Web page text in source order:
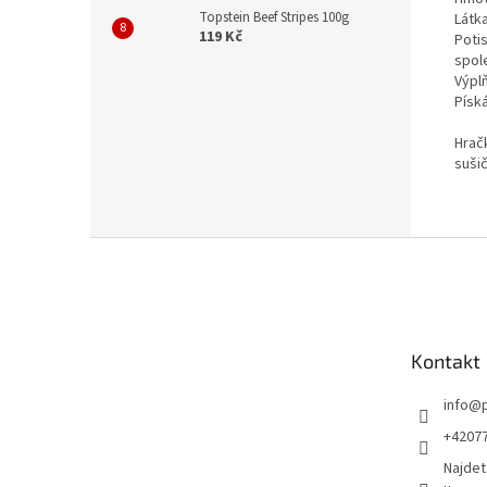
Topstein Beef Stripes 100g
119 Kč
Kontakt
info@